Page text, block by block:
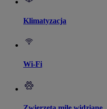
Klimatyzacja
Wi-Fi